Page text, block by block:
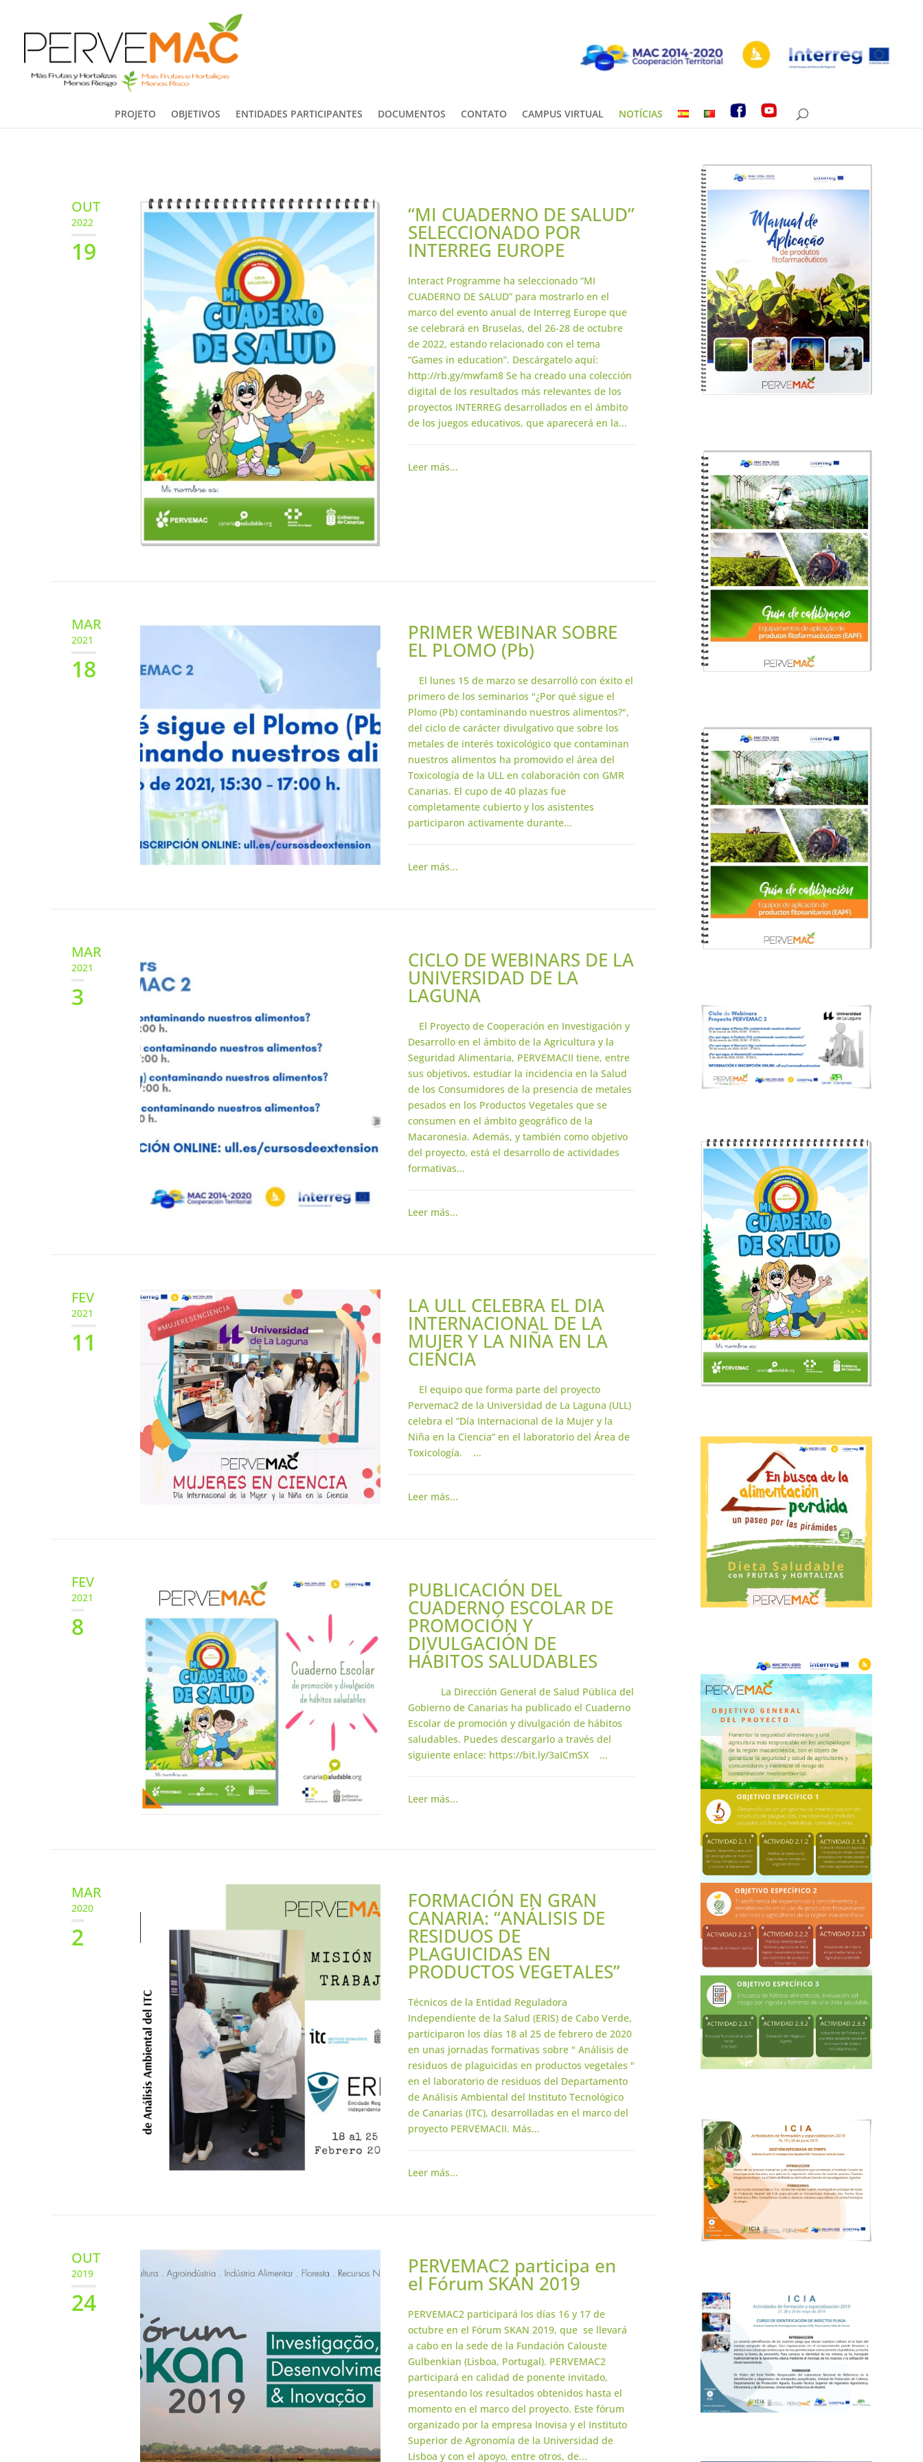
PROJETO OBJETIVOS ENTIDADES PARTICIPANTES DOCUMENTOS CONTATO CAMPUS VIRTUAL NOTÍCIAS
OUT
2022
19
“MI CUADERNO DE SALUD”
SELECCIONADO POR
INTERREG EUROPE
Interact Programme ha seleccionado “MI
CUADERNO DE SALUD” para mostrarlo en el
marco del evento anual de Interreg Europe que
se celebrará en Bruselas, del 26-28 de octubre
de 2022, estando relacionado con el tema
“Games in education”. Descárgatelo aquí:
http://rb.gy/mwfam8 Se ha creado una colección
digital de los resultados más relevantes de los
proyectos INTERREG desarrollados en el ámbito
de los juegos educativos, que aparecerá en la...
Leer más...
MAR
2021
18
PRIMER WEBINAR SOBRE
EL PLOMO (Pb)
El lunes 15 de marzo se desarrolló con éxito el
primero de los seminarios "¿Por qué sigue el
Plomo (Pb) contaminando nuestros alimentos?",
del ciclo de carácter divulgativo que sobre los
metales de interés toxicológico que contaminan
nuestros alimentos ha promovido el área del
Toxicología de la ULL en colaboración con GMR
Canarias. El cupo de 40 plazas fue
completamente cubierto y los asistentes
participaron activamente durante...
Leer más...
MAR
2021
3
CICLO DE WEBINARS DE LA
UNIVERSIDAD DE LA
LAGUNA
El Proyecto de Cooperación en Investigación y
Desarrollo en el ámbito de la Agricultura y la
Seguridad Alimentaria, PERVEMACII tiene, entre
sus objetivos, estudiar la incidencia en la Salud
de los Consumidores de la presencia de metales
pesados en los Productos Vegetales que se
consumen en el ámbito geográfico de la
Macaronesia. Además, y también como objetivo
del proyecto, está el desarrollo de actividades
formativas...
Leer más...
FEV
2021
11
LA ULL CELEBRA EL DIA
INTERNACIONAL DE LA
MUJER Y LA NIÑA EN LA
CIENCIA
El equipo que forma parte del proyecto
Pervemac2 de la Universidad de La Laguna (ULL)
celebra el “Día Internacional de la Mujer y la
Niña en la Ciencia” en el laboratorio del Área de
Toxicología. ...
Leer más...
FEV
2021
8
PUBLICACIÓN DEL
CUADERNO ESCOLAR DE
PROMOCIÓN Y
DIVULGACIÓN DE
HÁBITOS SALUDABLES
La Dirección General de Salud Pública del
Gobierno de Canarias ha publicado el Cuaderno
Escolar de promoción y divulgación de hábitos
saludables. Puedes descargarlo a través del
siguiente enlace: https://bit.ly/3aICmSX ...
Leer más...
MAR
2020
2
FORMACIÓN EN GRAN
CANARIA: “ANÁLISIS DE
RESIDUOS DE
PLAGUICIDAS EN
PRODUCTOS VEGETALES”
Técnicos de la Entidad Reguladora
Independiente de la Salud (ERIS) de Cabo Verde,
participaron los días 18 al 25 de febrero de 2020
en unas jornadas formativas sobre " Análisis de
residuos de plaguicidas en productos vegetales "
en el laboratorio de residuos del Departamento
de Análisis Ambiental del Instituto Tecnológico
de Canarias (ITC), desarrolladas en el marco del
proyecto PERVEMACII. Más...
Leer más...
OUT
2019
24
PERVEMAC2 participa en
el Fórum SKAN 2019
PERVEMAC2 participará los días 16 y 17 de
octubre en el Fórum SKAN 2019, que se llevará
a cabo en la sede de la Fundación Calouste
Gulbenkian (Lisboa, Portugal). PERVEMAC2
participará en calidad de ponente invitado,
presentando los resultados obtenidos hasta el
momento en el marco del proyecto. Este fórum
organizado por la empresa Inovisa y el Instituto
Superior de Agronomía de la Universidad de
Lisboa y con el apoyo, entre otros, de...